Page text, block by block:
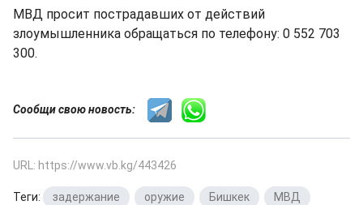
МВД просит пострадавших от действий
злоумышленника обращаться по телефону: 0 552 703
300.
Сообщи свою новость:
URL: https://www.vb.kg/443426
Теги: задержание оружие Бишкек МВД